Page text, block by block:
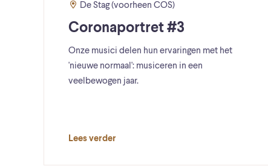
De Stag (voorheen COS)
Coronaportret #3
Onze musici delen hun ervaringen met het
'nieuwe normaal': musiceren in een
veelbewogen jaar.
Lees verder